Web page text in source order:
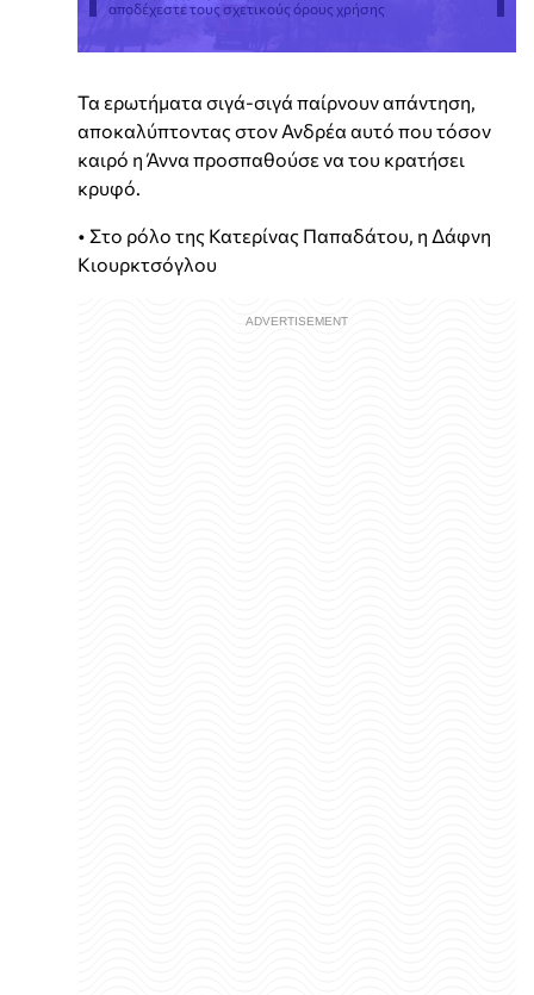
αποδέχεστε τους σχετικούς όρους χρήσης
Τα ερωτήματα σιγά-σιγά παίρνουν απάντηση,
αποκαλύπτοντας στον Ανδρέα αυτό που τόσον
καιρό η Άννα προσπαθούσε να του κρατήσει
κρυφό.
• Στο ρόλο της Κατερίνας Παπαδάτου, η Δάφνη
Κιουρκτσόγλου